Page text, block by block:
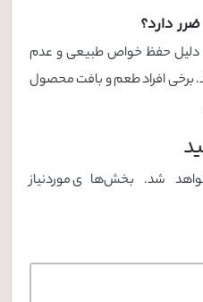
دارد؟
به دلیل حفظ خواص طبیعی و عدم
برخی افراد طعم و بافت محصول
شد. بخش‌های موردنیاز